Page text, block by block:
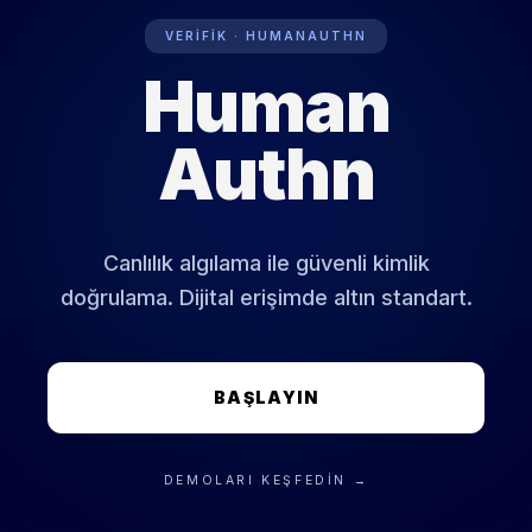
BIYOMETRIK HAZIRLIK: ETKIN
VERIFIK · HUMANAUTHN
Human
Authn
Canlılık algılama ile güvenli kimlik
doğrulama. Dijital erişimde altın standart.
BAŞLAYIN
DEMOLARI KEŞFEDIN →